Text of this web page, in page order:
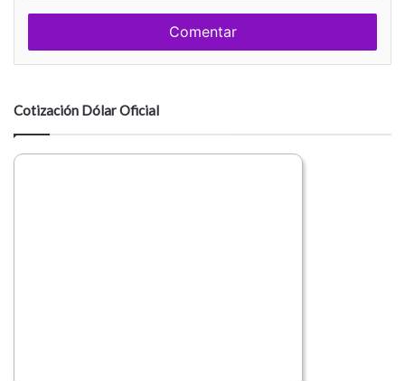
n
r
i
o
Cotización Dólar Oficial